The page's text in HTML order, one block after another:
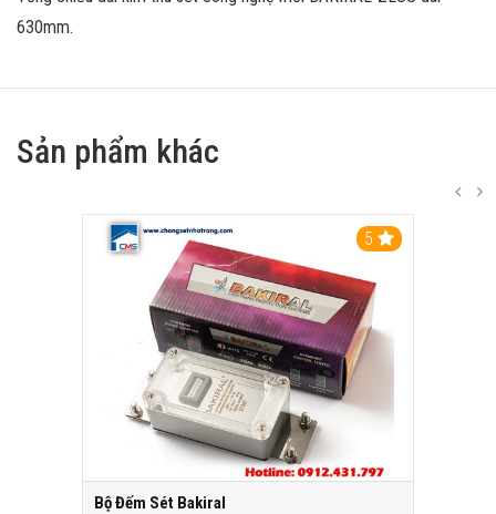
630mm.
Sản phẩm khác
5
Bộ Đếm Sét Bakiral